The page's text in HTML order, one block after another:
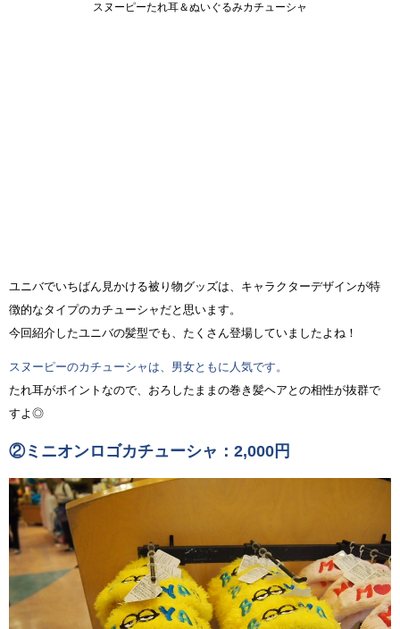
スヌーピーたれ耳＆ぬいぐるみカチューシャ
ユニバでいちばん見かける被り物グッズは、キャラクターデザインが特
徴的なタイプのカチューシャだと思います。
今回紹介したユニバの髪型でも、たくさん登場していましたよね！
スヌーピーのカチューシャは、男女ともに人気です。
たれ耳がポイントなので、おろしたままの巻き髪ヘアとの相性が抜群で
すよ◎
②ミニオンロゴカチューシャ：2,000円